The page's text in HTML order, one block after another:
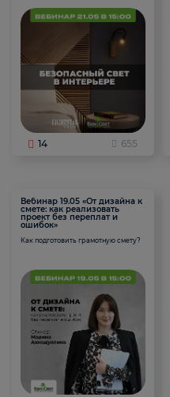
14 655
Вебинар 19.05 «От дизайна к
смете: как реализовать
проект без переплат и
ошибок»
Как подготовить грамотную смету?